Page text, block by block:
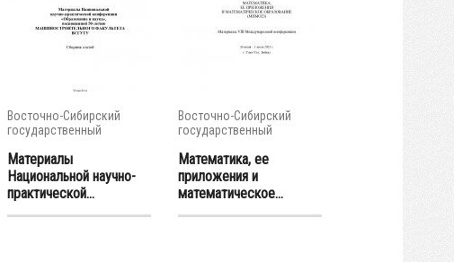
Восточно-Сибирский
государственный
Материалы
Национальной научно-
практической...
Восточно-Сибирский
государственный
Математика, ее
приложения и
математическое...